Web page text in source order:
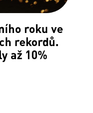
roku ve
rekordů.
až 10%